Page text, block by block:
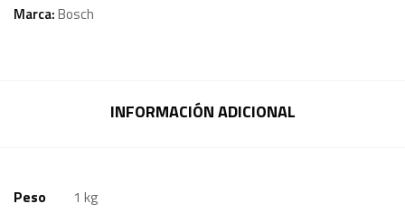
Marca:Bosch
INFORMACIÓN ADICIONAL
Peso
1 kg